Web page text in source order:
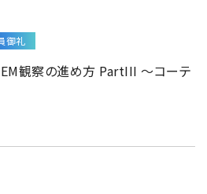
御礼
観察の進め方 PartIII ～コーテ